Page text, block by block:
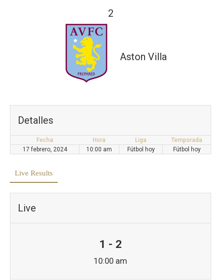
2
Aston Villa
Detalles
Fecha Hora Liga
Temporada
17 febrero, 2024
10:00 am Fútbol hoy Fútbol hoy
Live Results
Live
1 - 2
10:00 am